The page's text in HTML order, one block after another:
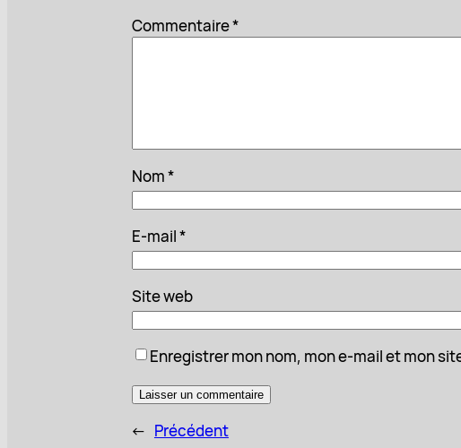
Commentaire*
Nom*
E-mail*
Site web
Enregistrer mon nom, mon e-mail et mon
← Précédent